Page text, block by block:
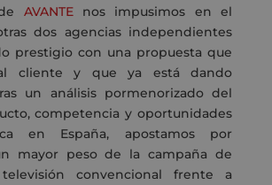
AVANTEnos impusimos en el
dos agencias independientes
prestigio con una propuesta que
cliente y que ya está dando
un análisis pormenorizado del
competencia y oportunidades
en España, apostamos por
mayor peso de la campaña de
convencional frente a